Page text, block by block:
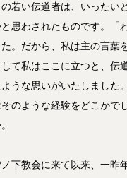
若い伝道者は、いったい
思わされたものです。「
。だから、私は主の言葉
て私はここに立つと、伝
うな思いがいたしました
のような経験をどこかで
下教会に来て以来、一昨